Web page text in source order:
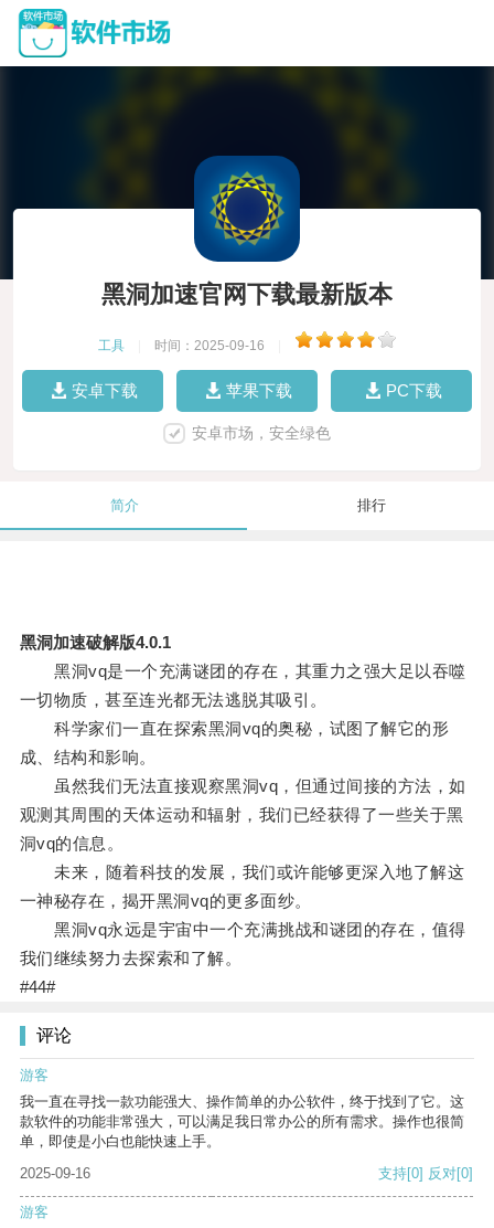
黑洞加速官网下载最新版本
工具 时间：2025-09-16
安卓下载 苹果下载 PC下载
安卓市场，安全绿色
简介 排行
黑洞加速破解版4.0.1
黑洞vq是一个充满谜团的存在，其重力之强大足以吞噬
一切物质，甚至连光都无法逃脱其吸引。
科学家们一直在探索黑洞vq的奥秘，试图了解它的形
成、结构和影响。
虽然我们无法直接观察黑洞vq，但通过间接的方法，如
观测其周围的天体运动和辐射，我们已经获得了一些关于黑
洞vq的信息。
未来，随着科技的发展，我们或许能够更深入地了解这
一神秘存在，揭开黑洞vq的更多面纱。
黑洞vq永远是宇宙中一个充满挑战和谜团的存在，值得
我们继续努力去探索和了解。
#44#
评论
游客
我一直在寻找一款功能强大、操作简单的办公软件，终于找到了它。这
款软件的功能非常强大，可以满足我日常办公的所有需求。操作也很简
单，即使是小白也能快速上手。
2025-09-16
支持[0] 反对[0]
游客